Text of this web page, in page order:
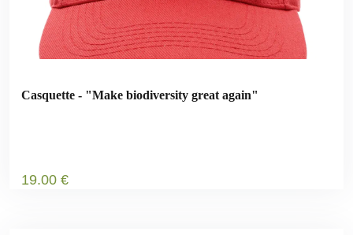
Casquette - "Make biodiversity great again"
19.00 €